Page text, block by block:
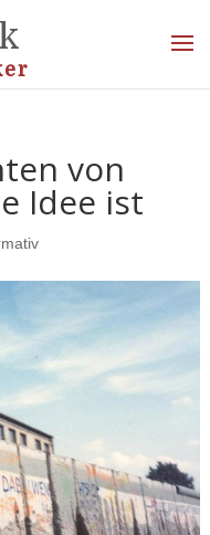
von
Idee ist